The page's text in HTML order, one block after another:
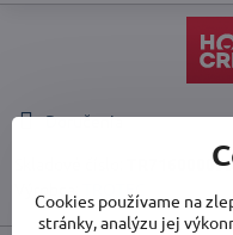
Doručenia
Cookies používame na
stránky, analýzu jej